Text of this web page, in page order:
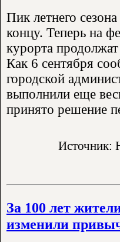
Пик летнего
концу. Теперь на
курорта
Как 6 сентября
городской
выполнили еще
принято решение
Источник:
За 100 лет
изменили